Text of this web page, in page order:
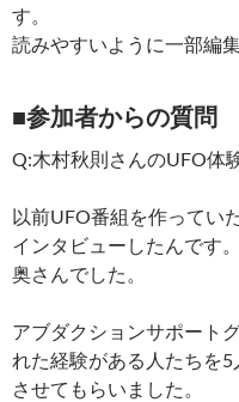
す。
読みやすいように一部編
■参加者からの質問
Q:木村秋則さんのUFO体
以前UFO番組を作ってい
インタビューしたんです
奥さんでした。
アブダクションサポート
れた経験がある人たちを
させてもらいました。